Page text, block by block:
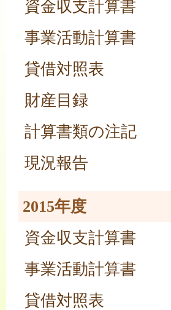
資金収支計算書
事業活動計算書
貸借対照表
財産目録
計算書類の注記
現況報告
2015年度
資金収支計算書
事業活動計算書
貸借対照表